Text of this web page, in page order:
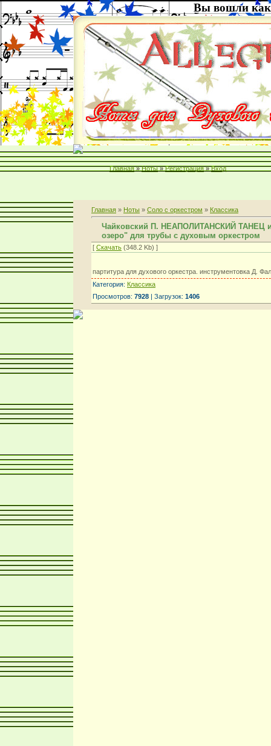
Вы вошли как
Главная » Ноты » Регистрация » Вход
Главная » Ноты » Соло с оркестром » Классика
Чайковский П. НЕАПОЛИТАНСКИЙ ТАНЕЦ
озеро" для трубы с духовым оркестром
[ Скачать (348.2 Kb) ]
партитура для духового оркестра. инструментовка Д.
Категория: Классика
Просмотров: 7928 | Загрузок: 1406